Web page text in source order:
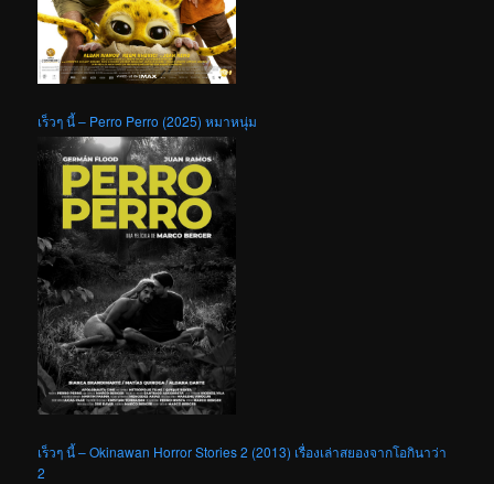
เร็วๆ นี้ – Perro Perro (2025) หมาหนุ่ม
เร็วๆ นี้ – Okinawan Horror Stories 2 (2013) เรื่องเล่าสยองจากโอกินาว่า
2